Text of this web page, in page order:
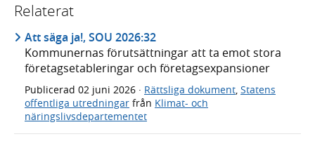
Relaterat
Att säga ja!, SOU 2026:32
Kommunernas förutsättningar att ta emot stora
företagsetableringar och företagsexpansioner
Publicerad 02 juni 2026 · Rättsliga dokument, Statens
offentliga utredningar från Klimat- och
näringslivsdepartementet